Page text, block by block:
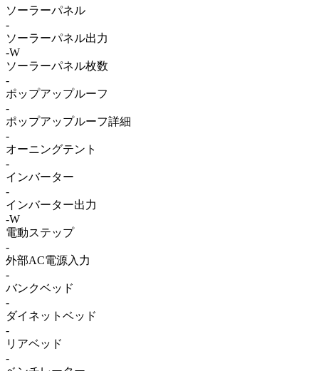
ソーラーパネル
-
ソーラーパネル出力
-W
ソーラーパネル枚数
-
ポップアップルーフ
-
ポップアップルーフ詳細
-
オーニングテント
-
インバーター
-
インバーター出力
-W
電動ステップ
-
外部AC電源入力
-
バンクベッド
-
ダイネットベッド
-
リアベッド
-